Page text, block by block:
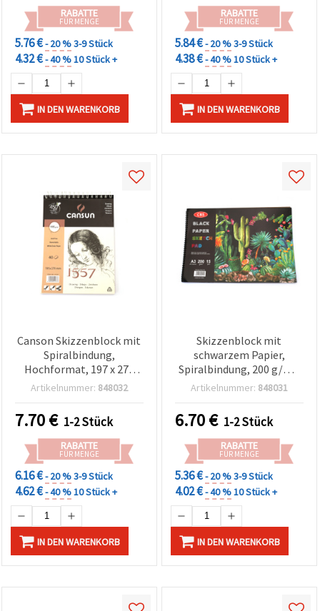
RABATTE
FÜR MENGE
5.76 €- 20 %3-9 Stück
4.32 €- 40 %10 Stück +
IN DEN WARENKORB
RABATTE
FÜR MENGE
5.84 €- 20 %3-9 Stück
4.38 €- 40 %10 Stück +
IN DEN WARENKORB
Canson Skizzenblock mit
Spiralbindung,
Hochformat, 197 x 270
mm, 155 g/m² - 40 Blatt
Artikelnummer: 848032
7.70€ 1-2 Stück
RABATTE
FÜR MENGE
6.16 €- 20 %3-9 Stück
4.62 €- 40 %10 Stück +
IN DEN WARENKORB
Skizzenblock mit
schwarzem Papier,
Spiralbindung, 200 g/m²,
A3 Querformat – 15 Blatt
Artikelnummer: 848031
6.70€ 1-2 Stück
RABATTE
FÜR MENGE
5.36 €- 20 %3-9 Stück
4.02 €- 40 %10 Stück +
IN DEN WARENKORB